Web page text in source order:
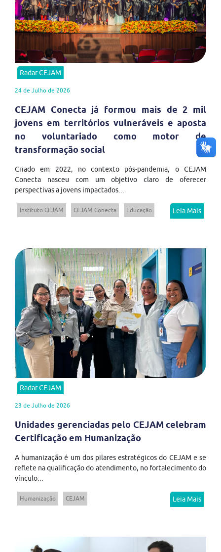
Radar CEJAM
24 de Julho de 2026
CEJAM Conecta já formou mais de 2 mil
jovens em territórios vulneráveis e aposta
no voluntariado como motor de
transformação social
Criado em 2022, no contexto pós-pandemia, o CEJAM
Conecta nasceu com um objetivo claro de oferecer
perspectivas a jovens impactados...
Instituto CEJAM CEJAM Conecta Educação Leia Mais
Radar CEJAM
23 de Julho de 2026
Unidades gerenciadas pelo CEJAM celebram
Certificação em Humanização
A humanização é um dos pilares estratégicos do CEJAM e se
reflete na qualificação do atendimento, no fortalecimento do
vínculo...
Humanização CEJAM Leia Mais